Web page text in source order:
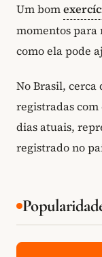
Um bom
momentos para
como ela pode
No Brasil, cerca
registradas com
dias atuais,
registrado no